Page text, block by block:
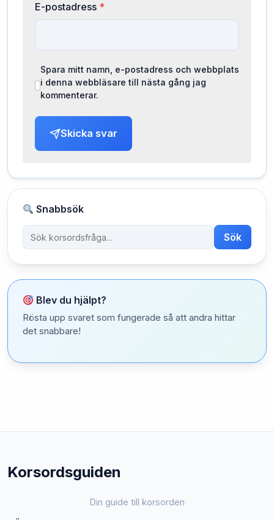
E-postadress *
Spara mitt namn, e-postadress och webbplats
i denna webbläsare till nästa gång jag
kommenterar.
Skicka svar
Snabbsök
Sök
Blev du hjälpt?
Rösta upp svaret som fungerade så att andra hittar
det snabbare!
Korsordsguiden
Din guide till korsorden